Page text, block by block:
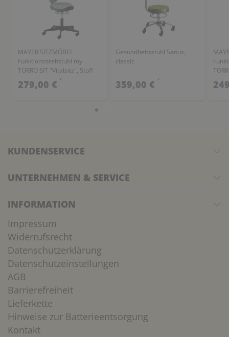
MAYER SITZMÖBEL
Funktionsdrehstuhl my
TORRO SIT "Vitalsitz", Stoff
279,00 € *
Gesundheitsstuhl Sanus,
classic
359,00 € *
KUNDENSERVICE
UNTERNEHMEN & SERVICE
INFORMATION
Impressum
Widerrufsrecht
Datenschutzerklärung
Datenschutzeinstellungen
AGB
Barrierefreiheit
Lieferkette
Hinweise zur Batterieentsorgung
Kontakt